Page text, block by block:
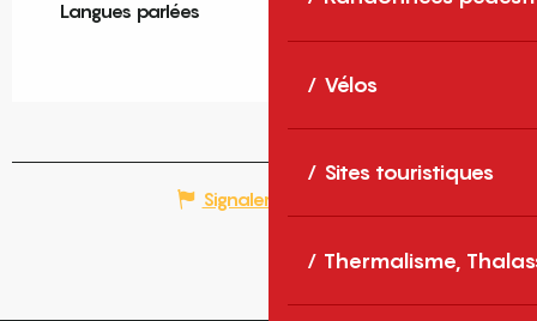
Vélos
Sites touristiques
Thermalisme,
Langues parlées
Langues parlées
Signaler une erreur